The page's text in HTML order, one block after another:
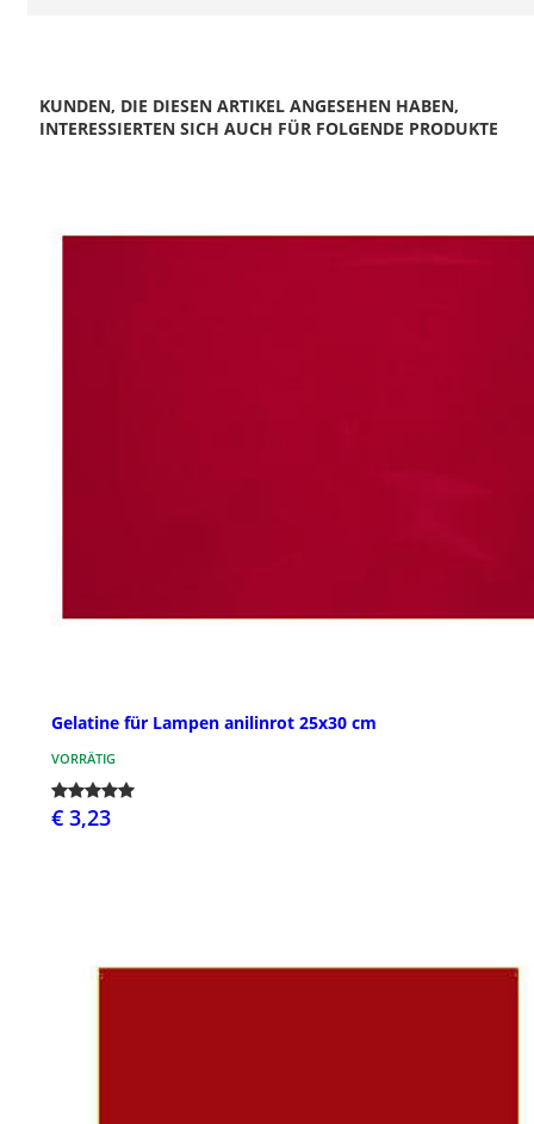
KUNDEN, DIE DIESEN ARTIKEL ANGESEHEN HABEN,
INTERESSIERTEN SICH AUCH FÜR FOLGENDE PRODUKTE
Gelatine für Lampen anilinrot 25x30 cm
VORRÄTIG
€ 3,23